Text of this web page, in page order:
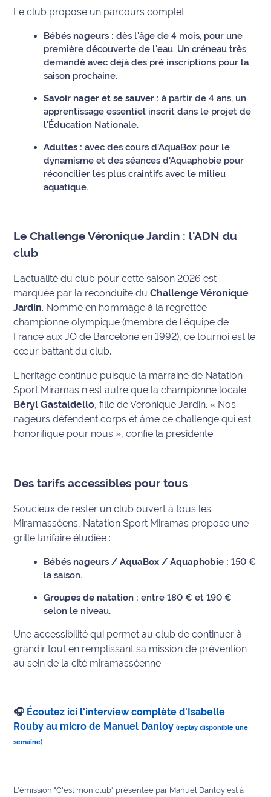
Municipales
Contenus
de la
rédaction
Coup de
rouge
L'anecdote
de Jeff
C'est
mon
Les
Coachs
Maritima
Nous
contacter
et voir
Maritima
sommes
nous ?
annonceur
Mention
légales
d'utilisation du
Le club propose un parcours complet :
Bébés nageurs : dès l'âge de 4 mois, pour une
première découverte de l'eau. Un créneau très
demandé avec déjà des pré inscriptions pour la
saison prochaine.
Savoir nager et se sauver : à partir de 4 ans, un
apprentissage essentiel inscrit dans le projet de
l'Éducation Nationale.
Adultes : avec des cours d'AquaBox pour le
dynamisme et des séances d'Aquaphobie pour
réconcilier les plus craintifs avec le milieu
aquatique.
Le Challenge Véronique Jardin : l'ADN du
club
L'actualité du club pour cette saison 2026 est
marquée par la reconduite duChallenge Véronique
Jardin. Nommé en hommage à la regrettée
championne olympique (membre de l'équipe de
France aux JO de Barcelone en 1992), ce tournoi est le
cœur battant du club.
L'héritage continue puisque la marraine de Natation
Sport Miramas n'est autre que la championne locale
Béryl Gastaldello , fille de Véronique Jardin.« Nos
nageurs défendent corps et âme ce challenge qui est
honorifique pour nous » , confie la présidente.
Des tarifs accessibles pour tous
Soucieux de rester un club ouvert à tous les
Miramasséens, Natation Sport Miramas propose une
grille tarifaire étudiée :
Bébés nageurs / AquaBox / Aquaphobie : 150 €
la saison.
Groupes de natation : entre 180 € et 190 €
selon le niveau.
Une accessibilité qui permet au club de continuer à
grandir tout en remplissant sa mission de prévention
au sein de la cité miramasséenne.
🎧 Écoutez ici l'interview complète d'Isabelle
Rouby au micro de Manuel Danloy(replay disponible une
semaine)
L'émission "C'est mon club" présentée par Manuel Danloy est à